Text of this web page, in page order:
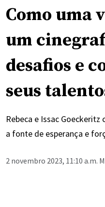
Como uma
um
desafios e
seus
Rebeca e Issac
a fonte de esperança e
2 novembro 2023, 11:10 a.m.